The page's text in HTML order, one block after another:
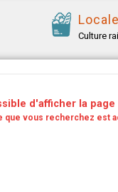
Culture
d'afficher la page
que vous recherchez est